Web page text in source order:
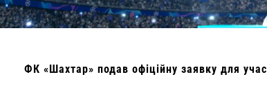
ФК «Шахтар» подав офіційну заявку для